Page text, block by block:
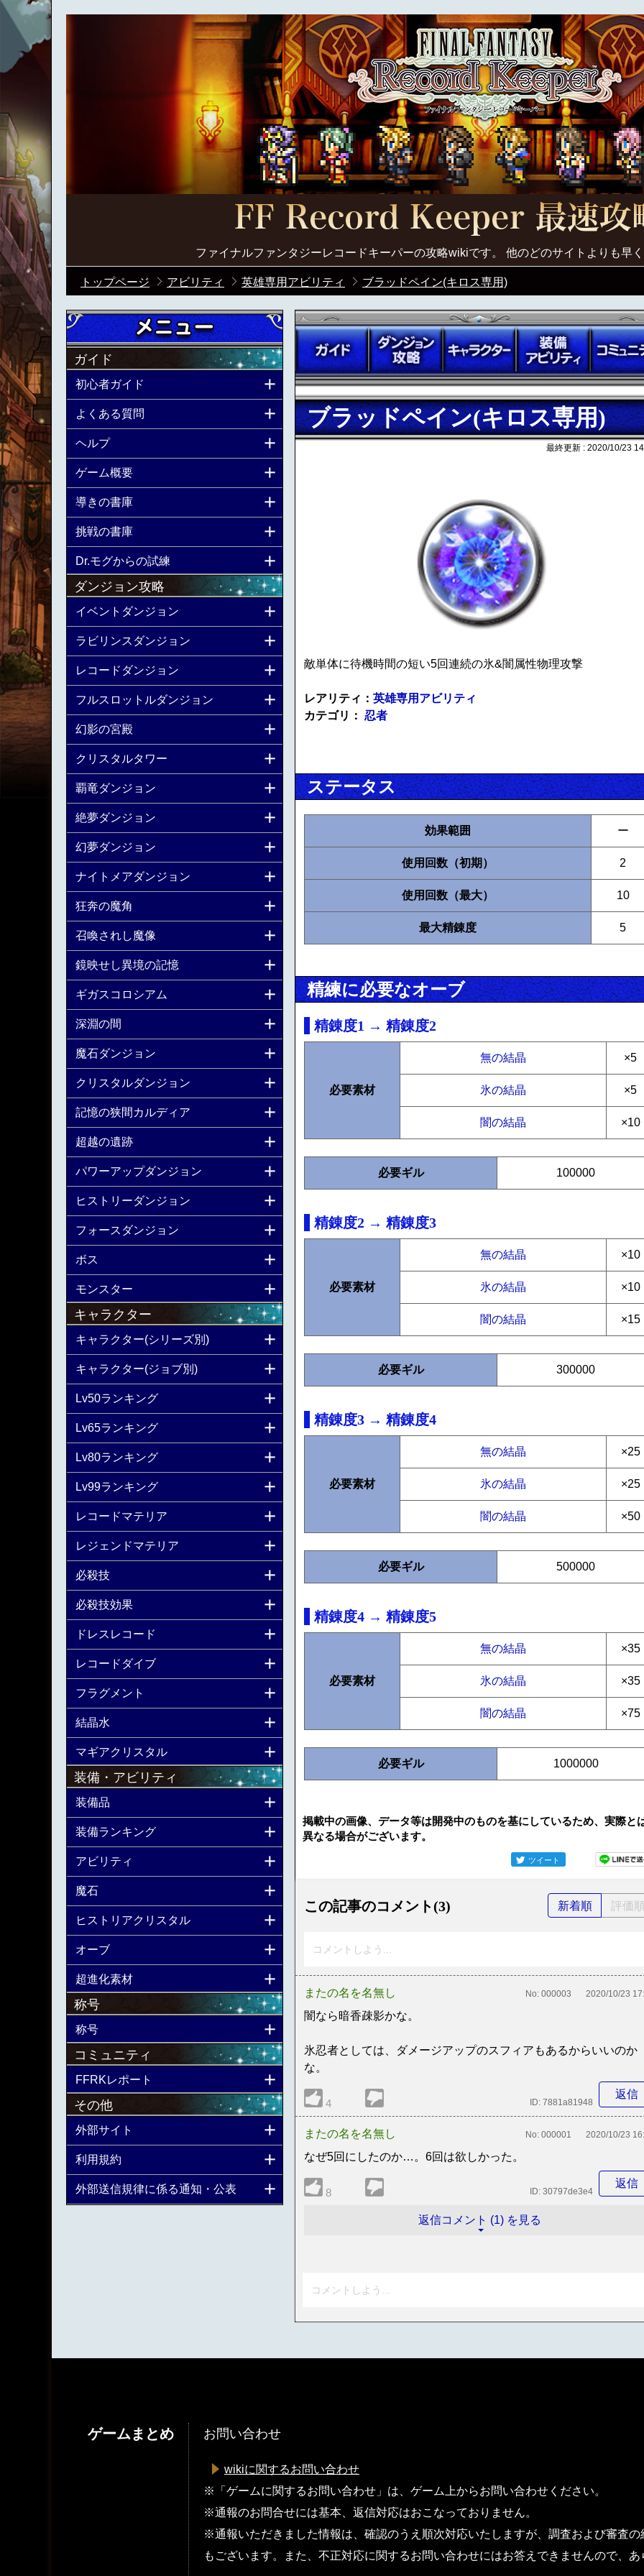
ファイナルファンタジーレコードキーパーの攻略wikiです。 他のどのサイトよりも早
トップページ アビリティ 英雄専用アビリティ ブラッドペイン(キロス専用)
ブラッドペイン(キロス専用)
最終更新 : 2020/10/23
敵単体に待機時間の短い5回連続の氷&闇属性物理攻撃
レアリティ： 英雄専用アビリティ
カテゴリ： 忍者
ステータス
効果範囲 ー
使用回数（初期） 2
使用回数（最大） 10
最大精錬度 5
精練に必要なオーブ
精錬度1 → 精錬度2
必要素材
無の結晶 ×5
氷の結晶 ×5
闇の結晶 ×10
必要ギル 100000
精錬度2 → 精錬度3
必要素材
無の結晶 ×10
氷の結晶 ×10
闇の結晶 ×15
必要ギル 300000
精錬度3 → 精錬度4
必要素材
無の結晶 ×25
氷の結晶 ×25
闇の結晶 ×50
必要ギル 500000
精錬度4 → 精錬度5
必要素材
無の結晶 ×35
氷の結晶 ×35
闇の結晶 ×75
必要ギル 1000000
掲載中の画像、データ等は開発中のものを基にしているため、実際と
異なる場合がございます。
ツイート
この記事のコメント(3) 新着順 評価
コメントしよう...
またの名を名無し No: 000003 2020/10/23
闇なら暗香疎影かな。
氷忍者としては、ダメージアップのスフィアもあるからいいのか
な。
4
返信
ID: 7881a81948
またの名を名無し No: 000001 2020/10/23
なぜ5回にしたのか…。6回は欲しかった。
8
返信
ID: 30797de3e4
返信コメント (1) を見る
コメントしよう...
ガイド
初心者ガイド
よくある質問
ヘルプ
ゲーム概要
導きの書庫
挑戦の書庫
Dr.モグからの試練
ダンジョン攻略
イベントダンジョン
ラビリンスダンジョン
レコードダンジョン
フルスロットルダンジョン
幻影の宮殿
クリスタルタワー
覇竜ダンジョン
絶夢ダンジョン
幻夢ダンジョン
ナイトメアダンジョン
狂奔の魔角
召喚されし魔像
鏡映せし異境の記憶
ギガスコロシアム
深淵の間
魔石ダンジョン
クリスタルダンジョン
記憶の狭間カルディア
超越の遺跡
パワーアップダンジョン
ヒストリーダンジョン
フォースダンジョン
ボス
モンスター
キャラクター
キャラクター(シリーズ別)
キャラクター(ジョブ別)
Lv50ランキング
Lv65ランキング
Lv80ランキング
Lv99ランキング
レコードマテリア
レジェンドマテリア
必殺技
必殺技効果
ドレスレコード
レコードダイブ
フラグメント
結晶水
マギアクリスタル
装備・アビリティ
装備品
装備ランキング
アビリティ
魔石
ヒストリアクリスタル
オーブ
超進化素材
称号
称号
コミュニティ
FFRKレポート
その他
外部サイト
利用規約
外部送信規律に係る通知・公表
ゲームまとめ お問い合わせ
wikiに関するお問い合わせ
※「ゲームに関するお問い合わせ」は、ゲーム上からお問い合わせください。
※通報のお問合せには基本、返信対応はおこなっておりません。
※通報いただきました情報は、確認のうえ順次対応いたしますが、調査および審査
もございます。また、不正対応に関するお問い合わせにはお答えできませんので、